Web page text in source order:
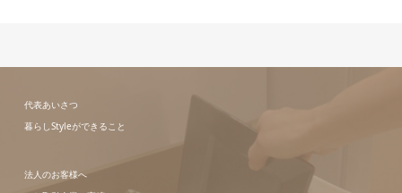
代表あいさつ
暮らしStyleができること
法人のお客様へ